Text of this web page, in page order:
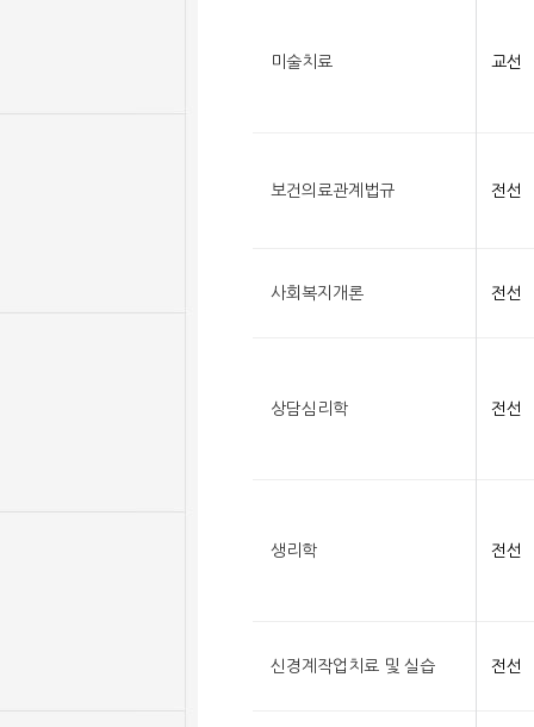
미술치료 교선
보건의료관계법규 전선
사회복지개론 전선
상담심리학 전선
생리학 전선
신경계작업치료 및 실습 전선